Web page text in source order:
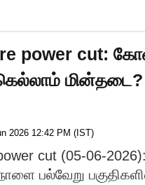
power cut:
2026 12:42 PM (IST)
cut (05-06-
பல்வேறு